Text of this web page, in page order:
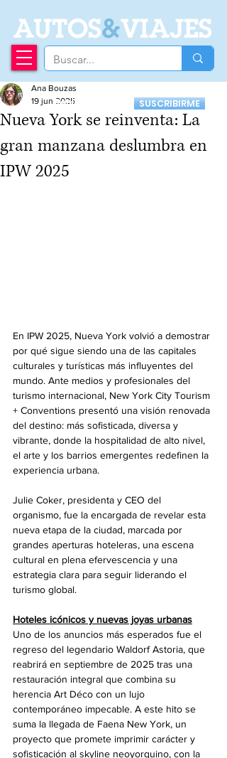
AUTOS&VIAJES
Recibí nuestro
Newsletter
SUSCRIBIRME
Nueva York se reinventa: La
gran manzana deslumbra en
IPW 2025
Ana Bouzas
19 jun 2025
En IPW 2025, Nueva York volvió a demostrar
por qué sigue siendo una de las capitales
culturales y turísticas más influyentes del
mundo. Ante medios y profesionales del
turismo internacional, New York City Tourism
+ Conventions presentó una visión renovada
del destino: más sofisticada, diversa y
vibrante, donde la hospitalidad de alto nivel,
el arte y los barrios emergentes redefinen la
experiencia urbana.
Julie Coker, presidenta y CEO del
organismo, fue la encargada de revelar esta
nueva etapa de la ciudad, marcada por
grandes aperturas hoteleras, una escena
cultural en plena efervescencia y una
estrategia clara para seguir liderando el
turismo global.
Hoteles icónicos y nuevas joyas urbanas
Uno de los anuncios más esperados fue el
regreso del legendario Waldorf Astoria, que
reabrirá en septiembre de 2025 tras una
restauración integral que combina su
herencia Art Déco con un lujo
contemporáneo impecable. A este hito se
suma la llegada de Faena New York, un
proyecto que promete imprimir carácter y
sofisticación al skyline neoyorquino, con la